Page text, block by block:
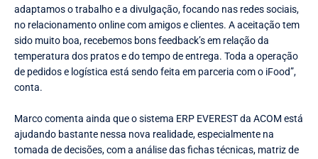
adaptamos o trabalho e a divulgação, focando nas redes sociais,
no relacionamento online com amigos e clientes. A aceitação tem
sido muito boa, recebemos bons feedback’s em relação da
temperatura dos pratos e do tempo de entrega. Toda a operação
de pedidos e logística está sendo feita em parceria com o iFood”,
conta.
Marco comenta ainda que o sistema ERP EVEREST da ACOM está
ajudando bastante nessa nova realidade, especialmente na
tomada de decisões, com a análise das fichas técnicas, matriz de